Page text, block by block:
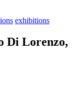
exhibitions
Di Lorenzo,